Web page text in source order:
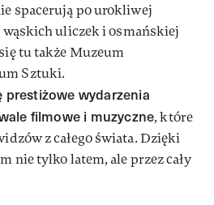
spacerują po urokliwej
wąskich uliczek i osmańskiej
tu także Muzeum
Sztuki.
prestiżowe wydarzenia
filmowe i muzyczne, które
z całego świata. Dzięki
nie tylko latem, ale przez cały